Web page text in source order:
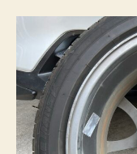
よ
く
な
る
の
か
イ